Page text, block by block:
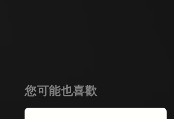
您可能也喜歡